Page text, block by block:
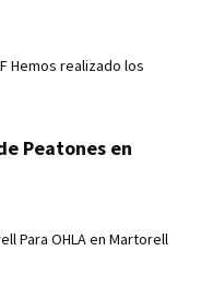
Hemos realizado los
Peatones en
Para OHLA en Martorell